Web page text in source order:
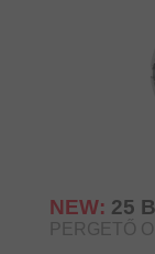
NEW: 25
PERGETŐ